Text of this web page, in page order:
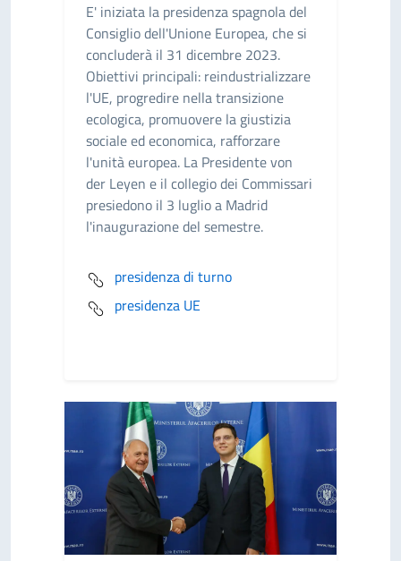
E' iniziata la presidenza spagnola del
Consiglio dell'Unione Europea, che si
concluderà il 31 dicembre 2023.
Obiettivi principali: reindustrializzare
l'UE, progredire nella transizione
ecologica, promuovere la giustizia
sociale ed economica, rafforzare
l'unità europea. La Presidente von
der Leyen e il collegio dei Commissari
presiedono il 3 luglio a Madrid
l'inaugurazione del semestre.
presidenza di turno
presidenza UE